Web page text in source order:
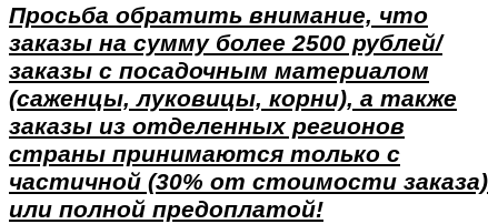
Просьба обратить внимание, что
заказы на сумму более 2500 рублей/
заказы с посадочным материалом
(саженцы, луковицы, корни), а также
заказы из отделенных регионов
страны принимаются только с
частичной (30% от стоимости заказа)
или полной предоплатой!